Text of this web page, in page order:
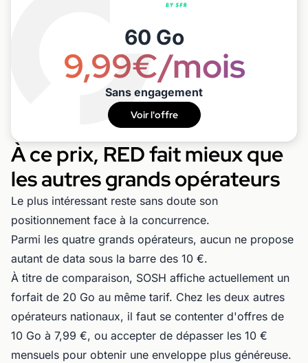
60 Go
9,99€/mois
Sans engagement
Voir l'offre
À ce prix, RED fait mieux que
les autres grands opérateurs
Le plus intéressant reste sans doute son
positionnement face à la concurrence.
Parmi les quatre grands opérateurs, aucun ne propose
autant de data sous la barre des 10 €.
À titre de comparaison, SOSH affiche actuellement un
forfait de 20 Go au même tarif. Chez les deux autres
opérateurs nationaux, il faut se contenter d'offres de
10 Go à 7,99 €, ou accepter de dépasser les 10 €
mensuels pour obtenir une enveloppe plus généreuse.